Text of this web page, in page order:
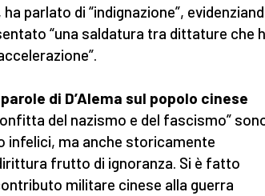
parlato di “indignazione”,
“una saldatura tra dittature che
di D’Alema sul popolo cinese
del nazismo e del fascismo”
infelici, ma anche storicamente
frutto di ignoranza. Si è fatto
militare cinese alla guerra